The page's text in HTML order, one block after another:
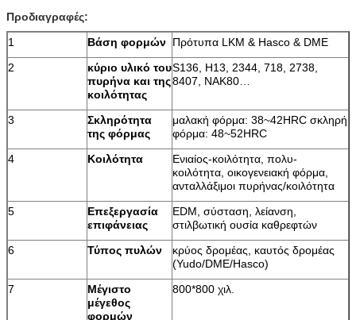
Προδιαγραφές:
1
Βάση φορμών Πρότυπα LKM & Hasco & DME
2
κύριο υλικό του
πυρήνα και της
κοιλότητας
S136, H13, 2344, 718, 2738,
8407, NAK80…
3
Σκληρότητα
της φόρμας
μαλακή φόρμα: 38~42HRC σκληρή
φόρμα: 48~52HRC
4
Κοιλότητα
Ενιαίος-κοιλότητα, πολυ-
κοιλότητα, οικογενειακή φόρμα,
ανταλλάξιμοι πυρήνας/κοιλότητα
5
Επεξεργασία
επιφάνειας
EDM, σύσταση, λείανση,
στιλβωτική ουσία καθρεφτών
6
Τύπος πυλών
κρύος δρομέας, καυτός δρομέας
(Yudo/DME/Hasco)
7
Μέγιστο
μέγεθος
φορμών
800*800 χιλ.